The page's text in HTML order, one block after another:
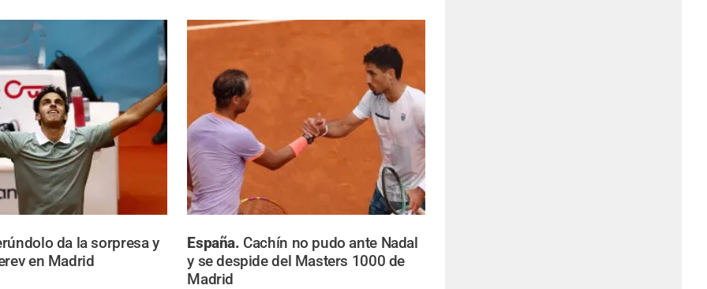
da la sorpresa y
en Madrid
España. Cachín no pudo ante Nadal
y se despide del Masters 1000 de
Madrid